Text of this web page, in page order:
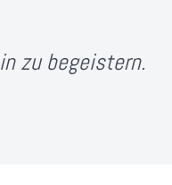
zu begeistern.